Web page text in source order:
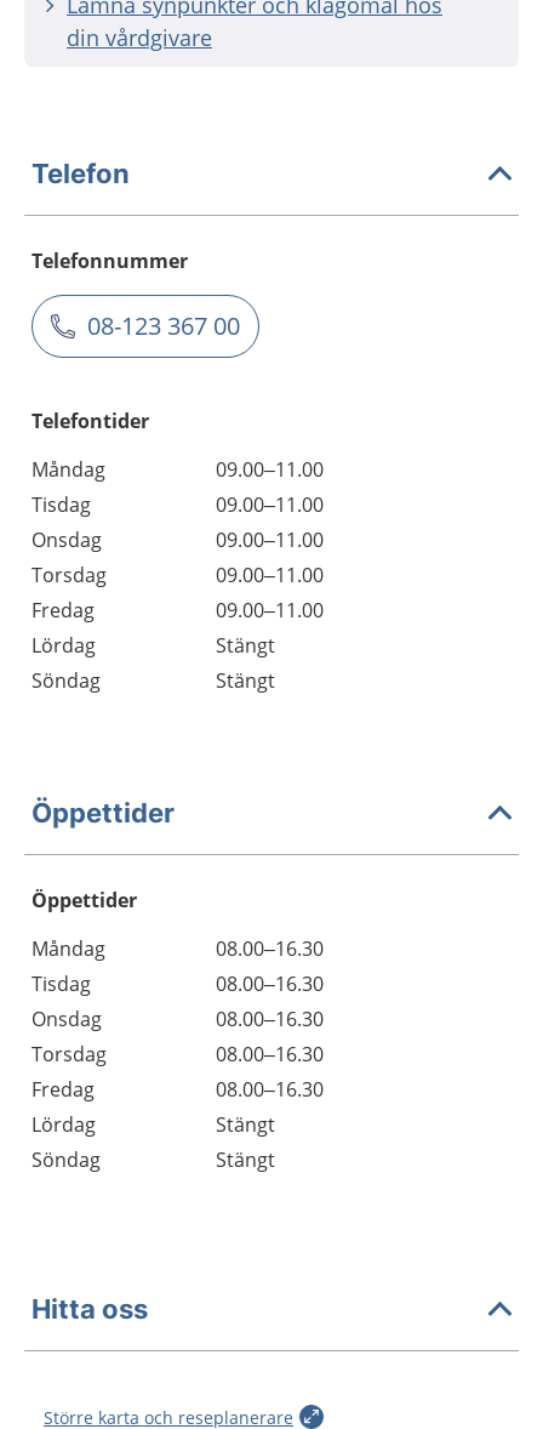
din vårdgivare
Telefon
Telefonnummer
08-123 367 00
Telefontider
Måndag
09.00–11.00
Tisdag
09.00–11.00
Onsdag
09.00–11.00
Torsdag
09.00–11.00
Fredag
09.00–11.00
Lördag
Stängt
Söndag
Stängt
Öppettider
Öppettider
Dag
Öppettider
Kommentarer
Måndag
08.00–16.30
Tisdag
08.00–16.30
Onsdag
08.00–16.30
Torsdag
08.00–16.30
Fredag
08.00–16.30
Lördag
Stängt
Söndag
Stängt
Hitta oss
Större karta och reseplanerare